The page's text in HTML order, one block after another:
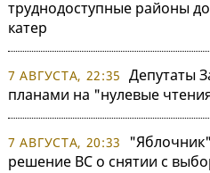
труднодоступные районы
катер
7 АВГУСТА, 22:35 Депутаты
планами на "нулевые
7 АВГУСТА, 20:33
решение ВС о снятии с